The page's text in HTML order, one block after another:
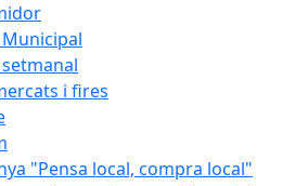
i fires
"Pensa local, compra local"